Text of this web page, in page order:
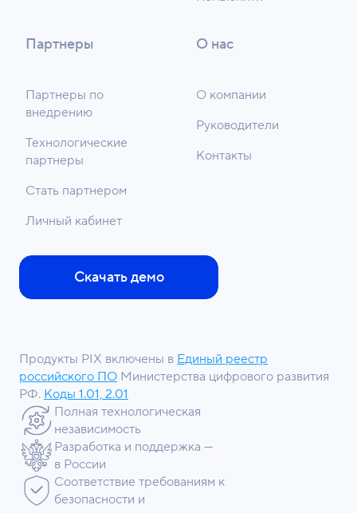
Скачать демо
Партнеры
Партнеры по
внедрению
Технологические
партнеры
Стать партнером
Личный кабинет
О нас
О компании
Руководители
Контакты
Продукты PIX включены в Единый реестр
российского ПО Министерства цифрового развития
РФ. Коды 1.01, 2.01
Полная технологическая
независимость
Разработка и поддержка —
в России
Соответствие требованиям к
безопасности и